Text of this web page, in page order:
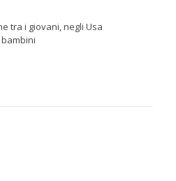
tra i giovani, negli Usa